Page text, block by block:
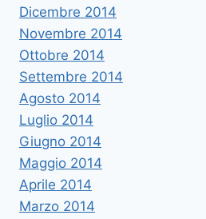
Dicembre 2014
Novembre 2014
Ottobre 2014
Settembre 2014
Agosto 2014
Luglio 2014
Giugno 2014
Maggio 2014
Aprile 2014
Marzo 2014